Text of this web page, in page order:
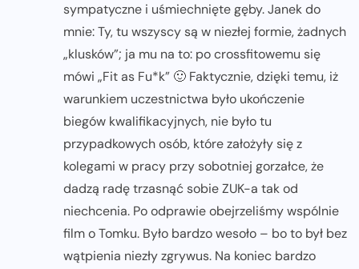
sympatyczne i uśmiechnięte gęby. Janek do
mnie: Ty, tu wszyscy są w niezłej formie, żadnych
„klusków”; ja mu na to: po crossfitowemu się
mówi „Fit as Fu*k” 🙂 Faktycznie, dzięki temu, iż
warunkiem uczestnictwa było ukończenie
biegów kwalifikacyjnych, nie było tu
przypadkowych osób, które założyły się z
kolegami w pracy przy sobotniej gorzałce, że
dadzą radę trzasnąć sobie ZUK-a tak od
niechcenia. Po odprawie obejrzeliśmy wspólnie
film o Tomku. Było bardzo wesoło – bo to był bez
wątpienia niezły zgrywus. Na koniec bardzo